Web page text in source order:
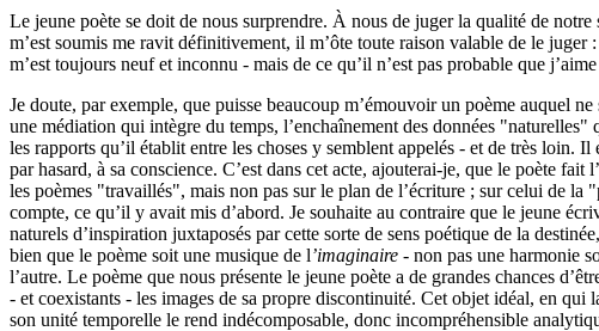
Le jeune poète se doit de nous surprendre. À nous de juger la qualité de
m’est soumis me ravit définitivement, il m’ôte toute raison valable de le
m’est toujours neuf et inconnu - mais de ce qu’il n’est pas probable que
Je doute, par exemple, que puisse beaucoup m’émouvoir un poème auquel ne
une médiation qui intègre du temps, l’enchaînement des données
les rapports qu’il établit entre les choses y semblent appelés - et de très loin.
par hasard, à sa conscience. C’est dans cet acte, ajouterai-je, que le poète
les poèmes "travaillés", mais non pas sur le plan de l’écriture ; sur celui de
compte, ce qu’il y avait mis d’abord. Je souhaite au contraire que le jeune
naturels d’inspiration juxtaposés par cette sorte de sens poétique de la
bien que le poème soit une musique de l’imaginaire - non pas une harmonie
l’autre. Le poème que nous présente le jeune poète a de grandes chances
- et coexistants - les images de sa propre discontinuité. Cet objet idéal, en qui
son unité temporelle le rend indécomposable, donc incompréhensible